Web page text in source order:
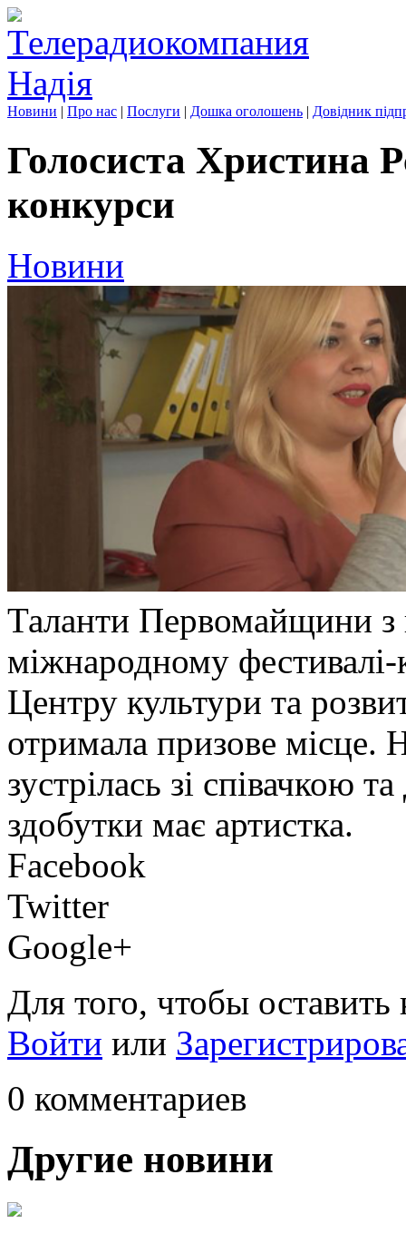
Новини | Про нас | Послуги | Дошка оголошень | Довідник
Голосиста Христина
конкурси
Новини
Таланти Первомайщини
міжнародному фестивалі-
Центру культури та
отримала призове місце.
зустрілась зі співачкою
здобутки має артистка.
Facebook
Twitter
Google+
Для того, чтобы
Войти или
0 комментариев
Другие новини